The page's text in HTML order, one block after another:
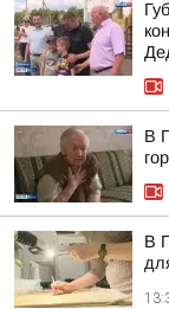
В
В